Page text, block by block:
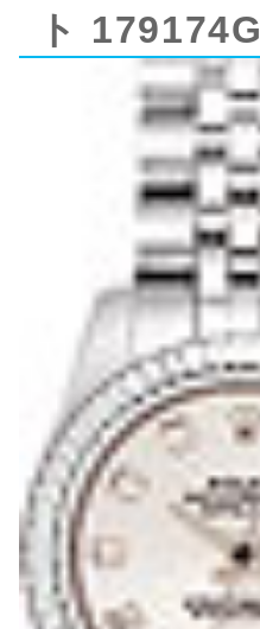
ト 179174G